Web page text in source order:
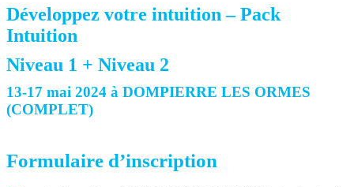
Développez votre intuition – Pack
Intuition
Niveau 1 + Niveau 2
13-17 mai 2024 à DOMPIERRE LES ORMES
(COMPLET)
Formulaire d’inscription